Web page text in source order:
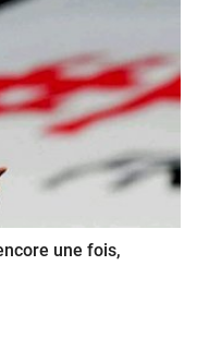
une fois,